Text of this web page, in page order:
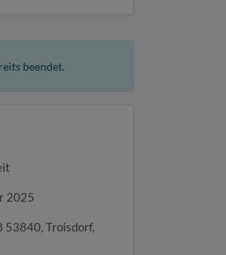
beendet.
2025
53840, Troisdorf,